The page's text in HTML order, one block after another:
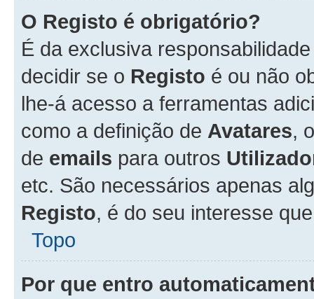
O Registo é obrigatório?
É da exclusiva
decidir se o Registo é ou não
lhe-á acesso a ferramentas
como a definição de Avatares,
de emails para outros
etc. São necessários apenas
Registo, é do seu interesse
Topo
Por que entro